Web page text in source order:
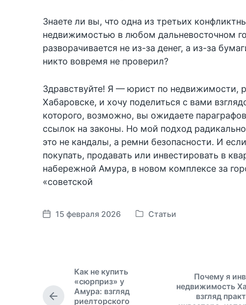
Знаете ли вы, что одна из третьих
недвижимостью в любом дальневосточном
разворачивается не из-за денег, а из-за
никто вовремя не проверил?
Здравствуйте! Я — юрист по недвижимости,
Хабаровске, и хочу поделиться с вами
которого, возможно, вы ожидаете
ссылок на законы. Но мой подход
это не кандалы, а ремни безопасности. И
покупать, продавать или инвестировать в
набережной Амура, в новом комплексе за
«советской
Д
б
л
15 февраля 2026
О
Статьи
П
Как не купить
«сюрприз» у
Амура: взгляд
риелторского
Почему я
недвижимость
взгляд